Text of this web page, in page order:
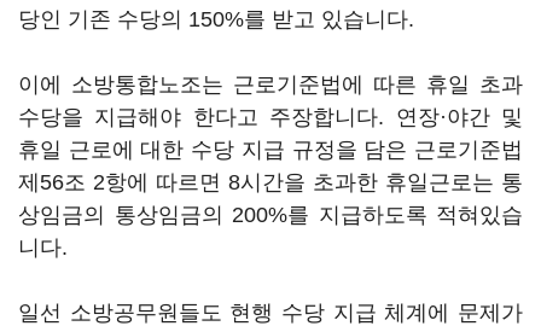
당인 기존 수당의 150%를 받고 있습니다.
이에 소방통합노조는 근로기준법에 따른 휴일 초과
수당을 지급해야 한다고 주장합니다. 연장·야간 및
휴일 근로에 대한 수당 지급 규정을 담은 근로기준법
제56조 2항에 따르면 8시간을 초과한 휴일근로는 통
상임금의 통상임금의 200%를 지급하도록 적혀있습
니다.
일선 소방공무원들도 현행 수당 지급 체계에 문제가